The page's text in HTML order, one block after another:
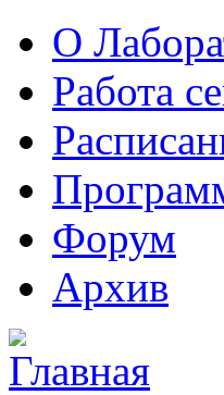
О
Работа
Форум
Архив